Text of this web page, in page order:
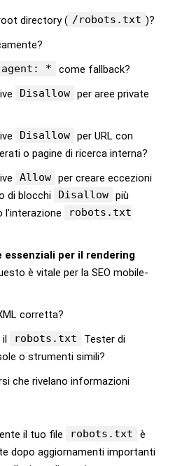
directory ( /robots.txt )?
agent: *
come fallback?
Disallow per aree private
Disallow per URL con
o pagine di ricerca interna?
Allow per creare eccezioni
di blocchi
Disallow più
robots.txt
essenziali per il rendering
è vitale per la SEO mobile-
corretta?
il
robots.txt
Tester di
o strumenti simili?
che rivelano informazioni
il tuo file robots.txt
è
dopo aggiornamenti importanti